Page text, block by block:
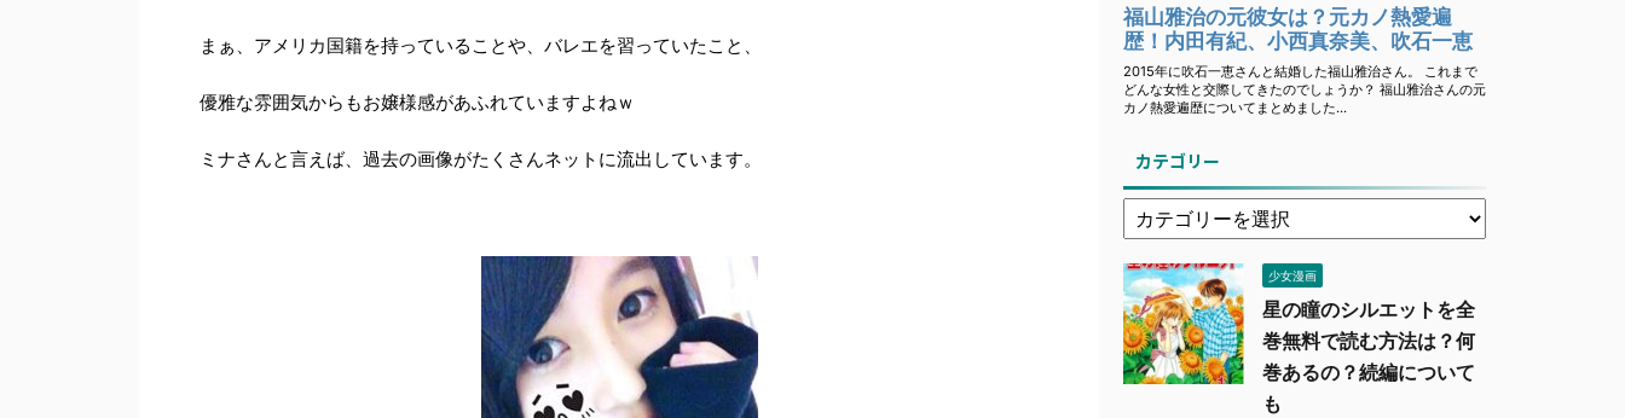
まぁ、アメリカ国籍を持っていることや、バレエを習っていたこと、
優雅な雰囲気からもお嬢様感があふれていますよねｗ
ミナさんと言えば、過去の画像がたくさんネットに流出しています。 カテゴリー
少女漫画
星の瞳のシルエットを全
巻無料で読む方法は？何
巻あるの？続編について
も